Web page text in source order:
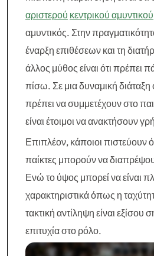
αριστερού κεντρικού αμυντικού
αμυντικός. Στην
έναρξη επιθέσεων και τη
άλλος μύθος είναι ότι πρέπει
πίσω. Σε μια δυναμική
πρέπει να συμμετέχουν στο
είναι έτοιμοι να ανακτήσουν
Επιπλέον, κάποιοι πιστεύουν
παίκτες μπορούν να
Ενώ το ύψος μπορεί να είναι
χαρακτηριστικά όπως η
τακτική αντίληψη είναι εξίσου
επιτυχία στο ρόλο.